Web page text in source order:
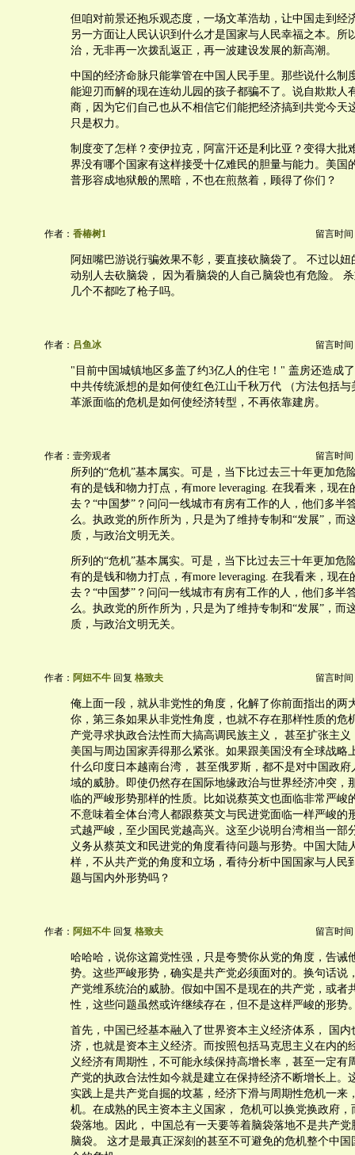
但咱对前景还抱乐观态度，一场文革浩劫，让中国走到经
另一方面让人民认识到什么才是国家与人民幸福之本。所
治，无非再一次拨乱返正，再一波建设发展的新高潮。
中国的经济命脉只能掌管在中国人民手里。那些说什么制
能迎刃而解的现在连幼儿园的孩子都骗不了。说自欺欺人
商，因为它们自己也从不相信它们能把经济搞到共党今天
只是权力。
制度变了怎样？变伊拉克，阿富汗还是利比亚？变得大批
界没有哪个国家有这样接受十亿难民的胆量与能力。美国
普形容成地狱般的黑暗，不也在煎熬着，顾得了你们？
作者： 香椿树1 留言时间
阿妞嘴巴游说行骗效果不彰，要直接砍脑袋了。 不过以
动别人去砍脑袋， 因为看脑袋的人自己脑袋也有危险。
几个不都吃了枪子吗。
作者： 吕鱼冰 留言时间
"目前中国城镇地区多盖了约3亿人的住宅！" 盖房还造成
中共传统派想的是如何使红色江山千秋万代 （方法包括与
革派面临的危机是如何使经济转型，不再依靠建房。
作者：壹旁观者 留言时间
所列的“危机”基本属实。可是，当下比过去三十年更加危
有的是钱和物力打点，有more leveraging. 在我看来，现
去？“中国梦”？问问一线城市有房有工作的人，他们多半
么。执政党的所作所为，只是为了维持专制和“发展”，而
质，与政治文明无关。
所列的“危机”基本属实。可是，当下比过去三十年更加危
有的是钱和物力打点，有more leveraging. 在我看来，现
去？“中国梦”？问问一线城市有房有工作的人，他们多半
么。执政党的所作所为，只是为了维持专制和“发展”，而
质，与政治文明无关。
作者： 阿妞不牛 回复 格致夫 留言时间
俺上面一段，就从非党性的角度，化解了你前面指出的两
你，第三条如果从非党性角度，也就不存在那样性质的危
产党寻求执政合法性而大搞高调民族主义， 甚至扩张主
美国与周边国家弄得那么紧张。如果跟美国没有全球战略
什么印度日本越南台湾， 甚至俄罗斯，都不是对中国政府
域的威胁。即使仍然存在国际地缘政治与世界经济冲突，
临的严峻形势那样的性质。比如说蔡英文也面临非常严峻
不意味着全体台湾人都跟蔡英文与民进党面临一样严峻的
式越严峻，至少国民党越高兴。这至少说明台湾相当一部
义务从蔡英文和民进党的角度看待问题与形势。中国大陆
样，不从共产党的角度和立场，看待分析中国国家与人民
题与国内外形势吗？
作者： 阿妞不牛 回复 格致夫 留言时间
哈哈哈，说你这篇党性强，只是夸赞你从党的角度，告诫
势。这些严峻形势，确实是共产党必须面对的。换句话说
产党维系统治的威胁。假如中国不是现在的共产党，或者
性，这些问题虽然或许继续存在，但不是这样严峻的形势
首先，中国已经基本融入了世界资本主义经济体系， 国内
济，也就是资本主义经济。而按照包括马克思主义在内的
义经济有周期性，不可能永续保持高增长率，甚至一定有
产党的执政合法性如今就是建立在保持经济不断增长上。
实践上是共产党自掘的坟墓，经济下滑与周期性危机一来
机。在成熟的民主资本主义国家， 危机可以换党换政府，
袋落地。因此， 中国总有一天要等着脑袋落地不是共产党
脑袋。 这才是最真正深刻的甚至不可避免的危机整个中